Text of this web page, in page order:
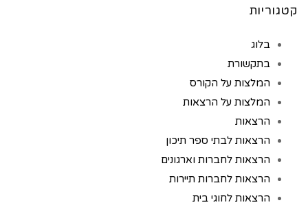
קטגוריות
בלוג
בתקשורת
המלצות על הקורס
המלצות על הרצאות
הרצאות
הרצאות לבתי ספר תיכון
הרצאות לחברות וארגונים
הרצאות לחברות תיירות
הרצאות לחוגי בית